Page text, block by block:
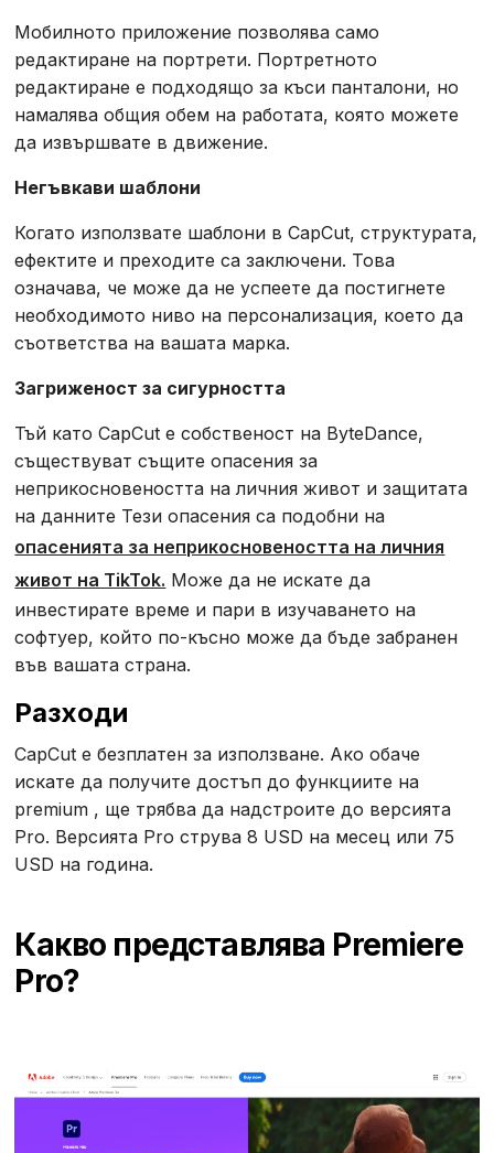
Мобилното приложение позволява само
редактиране на портрети. Портретното
редактиране е подходящо за къси панталони, но
намалява общия обем на работата, която можете
да извършвате в движение.
Негъвкави шаблони
Когато използвате шаблони в CapCut, структурата,
ефектите и преходите са заключени. Това
означава, че може да не успеете да постигнете
необходимото ниво на персонализация, което да
съответства на вашата марка.
Загриженост за сигурността
Тъй като CapCut е собственост на ByteDance,
съществуват същите опасения за
неприкосновеността на личния живот и защитата
на данните Тези опасения са подобни на
опасенията за неприкосновеността на личния
живот на TikTok. Може да не искате да
инвестирате време и пари в изучаването на
софтуер, който по-късно може да бъде забранен
във вашата страна.
Разходи
CapCut е безплатен за използване. Ако обаче
искате да получите достъп до функциите на
premium , ще трябва да надстроите до версията
Pro. Версията Pro струва 8 USD на месец или 75
USD на година.
Какво представлява Premiere
Pro?